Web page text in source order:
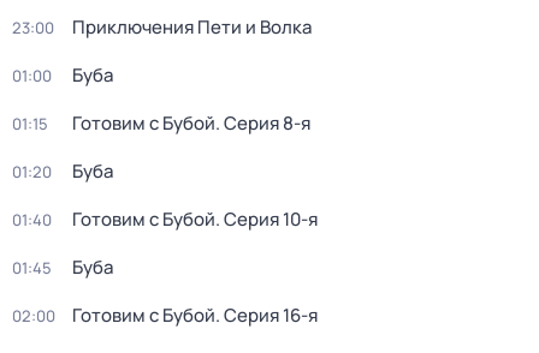
23:00 Приключения Пети и Волка
01:00 Буба
01:15 Готовим с Бубой. Серия 8-я
01:20 Буба
01:40 Готовим с Бубой. Серия 10-я
01:45 Буба
02:00 Готовим с Бубой. Серия 16-я